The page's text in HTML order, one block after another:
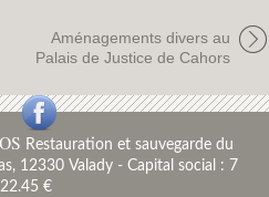
Aménagements divers au
Palais de Justice de Cahors
Restauration et sauvegarde du
12330 Valady - Capital social : 7
€